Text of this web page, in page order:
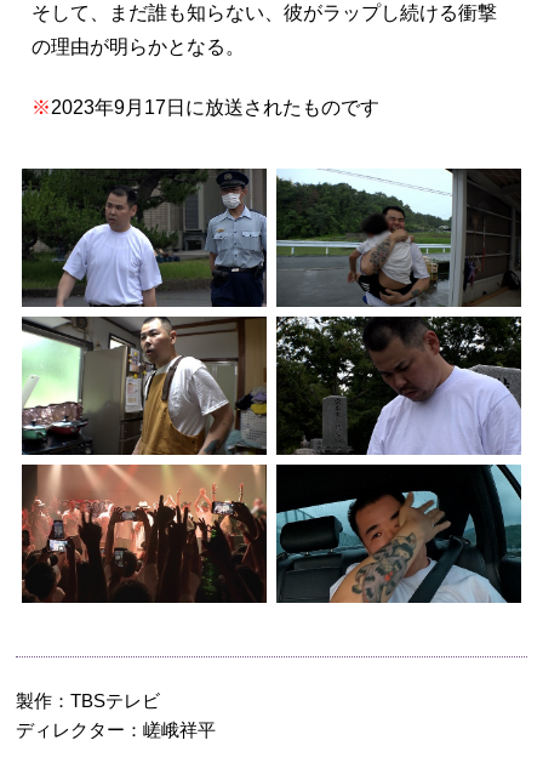
そして、まだ誰も知らない、彼がラップし続ける衝撃
の理由が明らかとなる。
※2023年9月17日に放送されたものです
製作：TBSテレビ
ディレクター：嵯峨祥平